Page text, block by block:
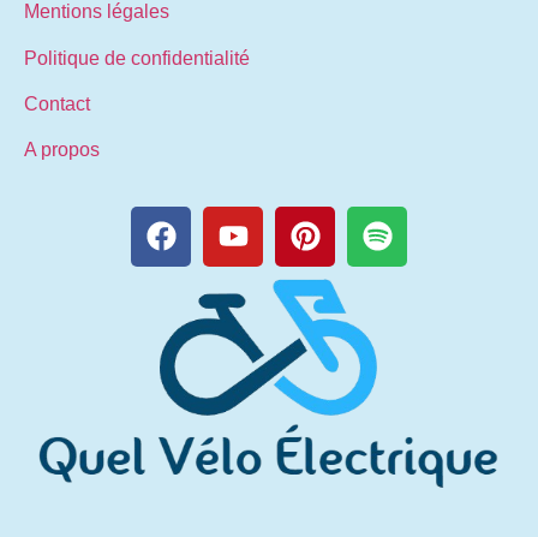
Mentions légales
Politique de confidentialité
Contact
A propos